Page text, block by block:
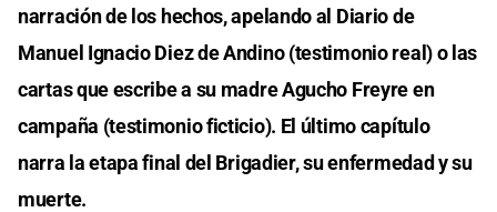
narración de los hechos, apelando al Diario de
Manuel Ignacio Diez de Andino (testimonio real) o las
cartas que escribe a su madre Agucho Freyre en
campaña (testimonio ficticio). El último capítulo
narra la etapa final del Brigadier, su enfermedad y su
muerte.